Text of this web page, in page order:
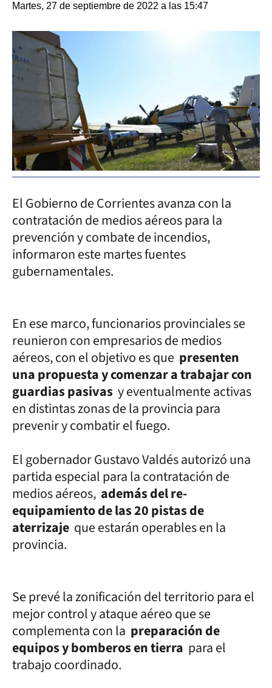
Martes, 27 de septiembre de 2022 a las 15:47
El Gobierno de Corrientes avanza con la
contratación de medios aéreos para la
prevención y combate de incendios,
informaron este martes fuentes
gubernamentales.
En ese marco, funcionarios provinciales se
reunieron con empresarios de medios
aéreos, con el objetivo es que presenten
una propuesta y comenzar a trabajar con
guardias pasivas y eventualmente activas
en distintas zonas de la provincia para
prevenir y combatir el fuego.
El gobernador Gustavo Valdés autorizó una
partida especial para la contratación de
medios aéreos, además del re-
equipamiento de las 20 pistas de
aterrizaje que estarán operables en la
provincia.
Se prevé la zonificación del territorio para el
mejor control y ataque aéreo que se
complementa con la preparación de
equipos y bomberos en tierra para el
trabajo coordinado.